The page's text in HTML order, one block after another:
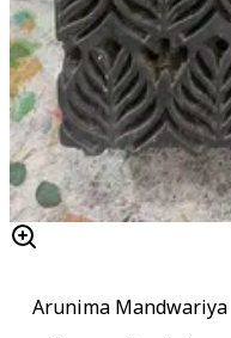
Arunima Mandwariya